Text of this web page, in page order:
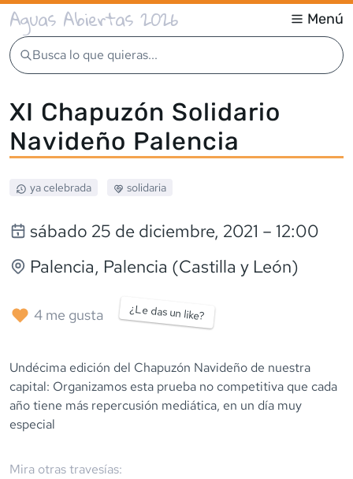
Aguas Abiertas 2026 Menú
Busca lo que quieras...
XI Chapuzón Solidario
Navideño Palencia
ya celebrada solidaria
sábado 25 de diciembre, 2021 – 12:00
Palencia, Palencia (Castilla y León)
4 me gusta ¿Le das un like?
Undécima edición del Chapuzón Navideño de nuestra
capital: Organizamos esta prueba no competitiva que cada
año tiene más repercusión mediática, en un día muy
especial
Mira otras travesías: